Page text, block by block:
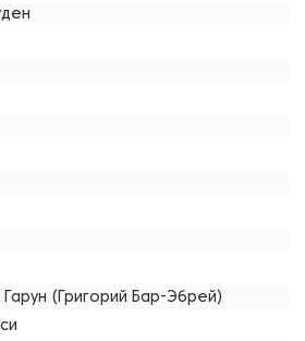
(Григорий Бар-Эбрей)